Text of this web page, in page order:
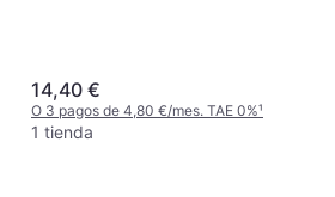
14,40 €
O 3 pagos de 4,80 €/mes. TAE 0%¹
1 tienda